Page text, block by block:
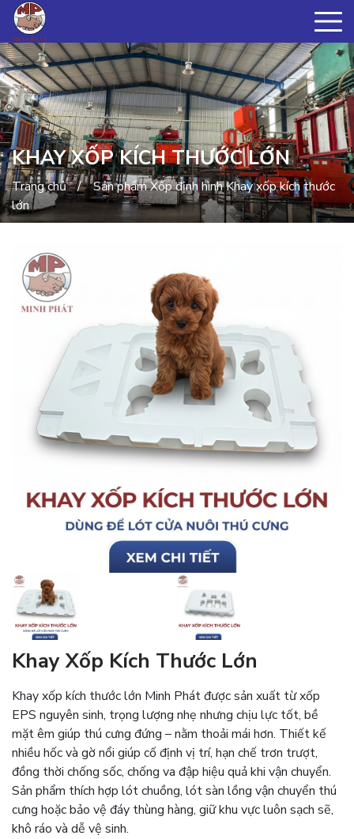
KHAY XỐP KÍCH THƯỚC LỚN
Trang chủ Sản phẩmXốp định hìnhKhay xốp kích thước
lớn
Khay Xốp Kích Thước Lớn
Khay xốp kích thước lớn Minh Phát được sản xuất từ xốp
EPS nguyên sinh, trọng lượng nhẹ nhưng chịu lực tốt, bề
mặt êm giúp thú cưng đứng – nằm thoải mái hơn. Thiết kế
nhiều hốc và gờ nổi giúp cố định vị trí, hạn chế trơn trượt,
đồng thời chống sốc, chống va đập hiệu quả khi vận chuyển.
Sản phẩm thích hợp lót chuồng, lót sàn lồng vận chuyển thú
cưng hoặc bảo vệ đáy thùng hàng, giữ khu vực luôn sạch sẽ,
khô ráo và dễ vệ sinh.